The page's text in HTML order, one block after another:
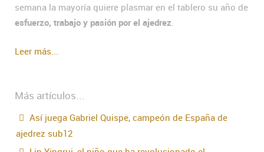
semana la mayoría quiere plasmar en el tablero su año de
esfuerzo, trabajo y pasión por el ajedrez.
Leer más...
Más artículos...
Así juega Gabriel Quispe, campeón de España de
ajedrez sub12